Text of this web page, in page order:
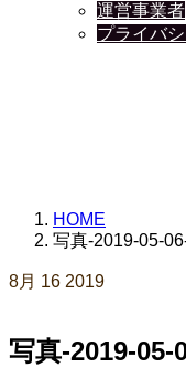
運営事業者
プライバ
HOME
写真-2019-05-
8月 16 2019
写真-2019-05-